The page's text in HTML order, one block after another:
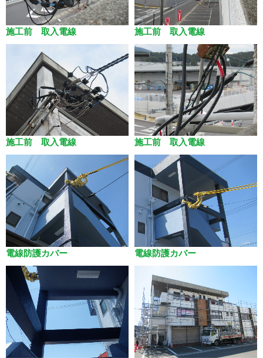
施工前 取入電線 施工前 取入電線
施工前 取入電線 施工前 取入電線
電線防護カバー 電線防護カバー